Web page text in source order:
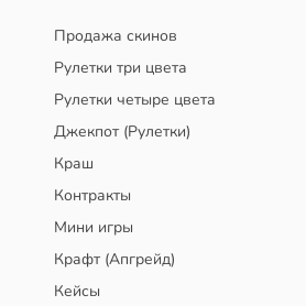
Продажа скинов
Рулетки три цвета
Рулетки четыре цвета
Джекпот (Рулетки)
Краш
Контракты
Мини игры
Крафт (Апгрейд)
Кейсы